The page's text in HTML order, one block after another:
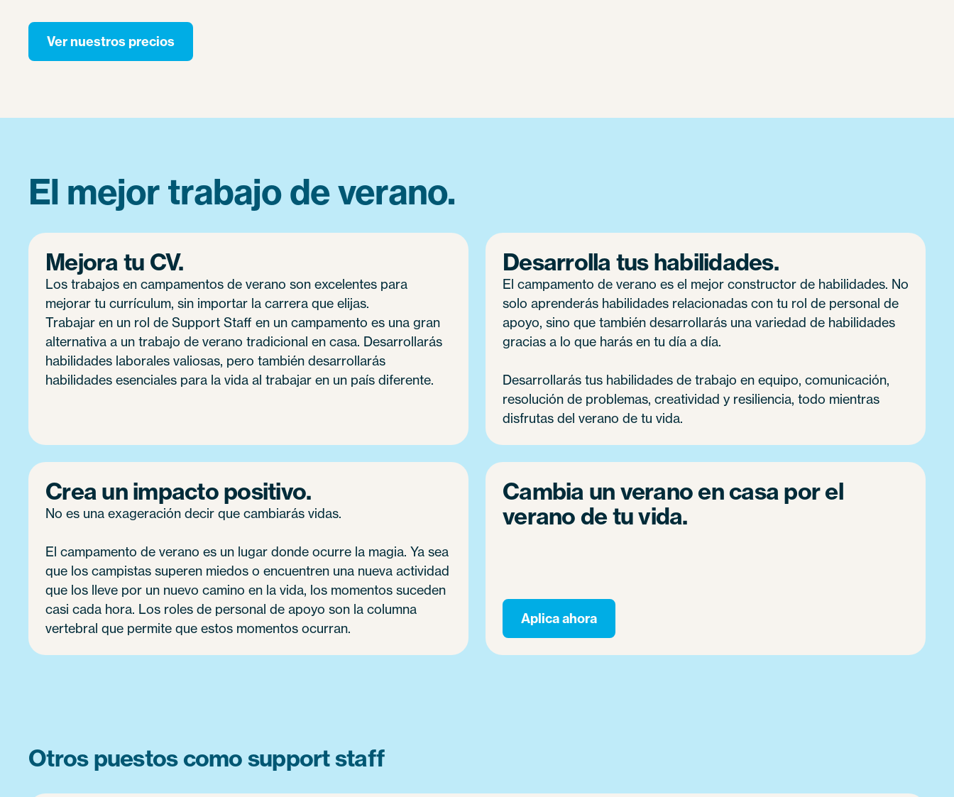
Ver nuestros precios
El mejor trabajo de verano.
Mejora tu CV.
Los trabajos en campamentos de verano son excelentes para
mejorar tu currículum, sin importar la carrera que elijas.
Trabajar en un rol de Support Staff en un campamento es una gran
alternativa a un trabajo de verano tradicional en casa. Desarrollarás
habilidades laborales valiosas, pero también desarrollarás
habilidades esenciales para la vida al trabajar en un país diferente.
Desarrolla tus habilidades.
El campamento de verano es el mejor constructor de habilidades. No
solo aprenderás habilidades relacionadas con tu rol de personal de
apoyo, sino que también desarrollarás una variedad de habilidades
gracias a lo que harás en tu día a día.
Desarrollarás tus habilidades de trabajo en equipo, comunicación,
resolución de problemas, creatividad y resiliencia, todo mientras
disfrutas del verano de tu vida.
Crea un impacto positivo.
No es una exageración decir que cambiarás vidas.
El campamento de verano es un lugar donde ocurre la magia. Ya sea
que los campistas superen miedos o encuentren una nueva actividad
que los lleve por un nuevo camino en la vida, los momentos suceden
casi cada hora. Los roles de personal de apoyo son la columna
vertebral que permite que estos momentos ocurran.
Cambia un verano en casa por el
verano de tu vida.
Aplica ahora
Otros puestos como support staff